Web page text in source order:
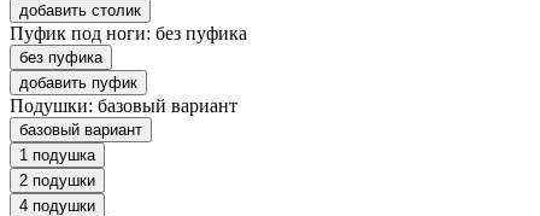
добавить столик
Пуфик под ноги: без пуфика
без пуфика
добавить пуфик
Подушки: базовый вариант
базовый вариант
1 подушка
2 подушки
4 подушки